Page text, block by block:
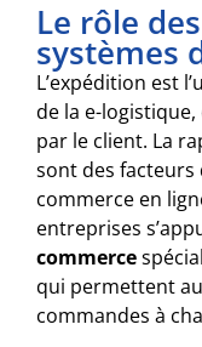
Le rôle
systèmes
L’expédition est
de la e-
par le client. La
sont des facteurs
commerce en
entreprises
commerce
qui permettent
commandes à